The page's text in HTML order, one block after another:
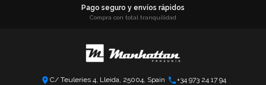
Pago seguro y envíos rápidos
Compra con total tranquilidad
C/ Teuleries 4, Lleida, 25004, Spain
+34 973 24 17 94